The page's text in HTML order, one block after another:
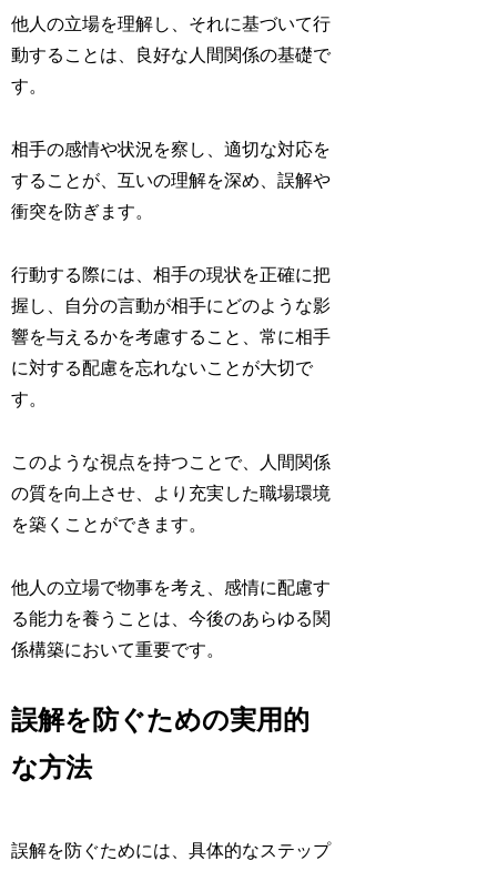
他人の立場を理解し、それに基づいて行
動することは、良好な人間関係の基礎で
す。
相手の感情や状況を察し、適切な対応を
することが、互いの理解を深め、誤解や
衝突を防ぎます。
行動する際には、相手の現状を正確に把
握し、自分の言動が相手にどのような影
響を与えるかを考慮すること、常に相手
に対する配慮を忘れないことが大切で
す。
このような視点を持つことで、人間関係
の質を向上させ、より充実した職場環境
を築くことができます。
他人の立場で物事を考え、感情に配慮す
る能力を養うことは、今後のあらゆる関
係構築において重要です。
誤解を防ぐための実用的
な方法
誤解を防ぐためには、具体的なステップ